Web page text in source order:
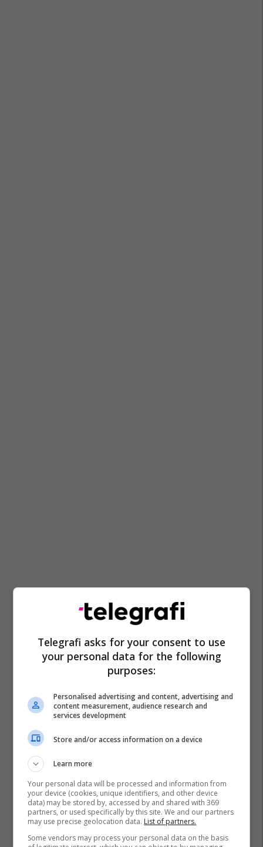
Apple Të Shtëna Me Armë
Telegrafi asks for your consent to use
your personal data for the following
purposes:
Personalised advertising and content, advertising and
content measurement, audience research and
services development
Store and/or access information on a device
Learn more
Your personal data will be processed and information from
your device (cookies, unique identifiers, and other device
data) may be stored by, accessed by and shared with 369
partners, or used specifically by this site. We and our partners
may use precise geolocation data. List of partners.
Some vendors may process your personal data on the basis